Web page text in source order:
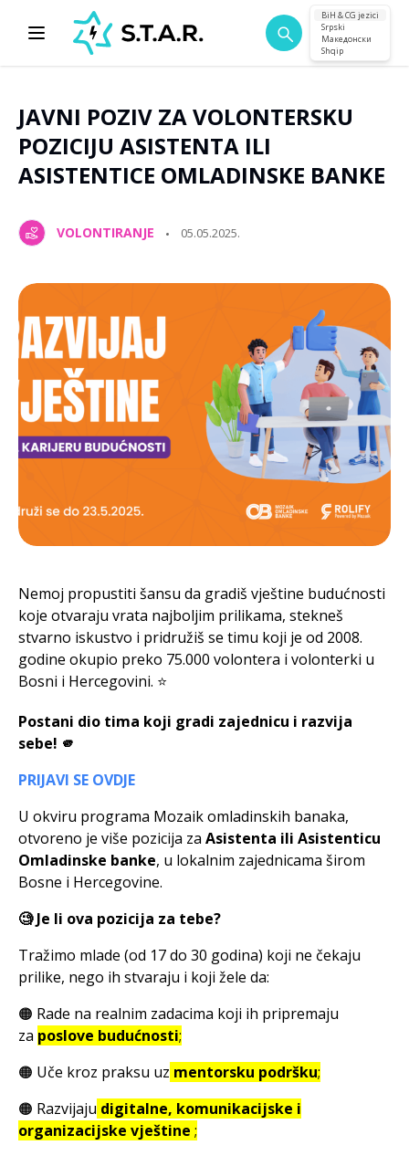
BiH & CG jezici
Srpski
Македонски
Shqip
JAVNI POZIV ZA VOLONTERSKU
POZICIJU ASISTENTA ILI
ASISTENTICE OMLADINSKE BANKE
VOLONTIRANJE 05.05.2025.
Nemoj propustiti šansu da gradiš vještine budućnosti
koje otvaraju vrata najboljim prilikama, stekneš
stvarno iskustvo i pridružiš se timu koji je od 2008.
godine okupio preko 75.000 volontera i volonterki u
Bosni i Hercegovini. ⭐
Postani dio tima koji gradi zajednicu i razvija
sebe! 🫵
PRIJAVI SE OVDJE
U okviru programa Mozaik omladinskih banaka,
otvoreno je više pozicija za Asistenta ili Asistenticu
Omladinske banke, u lokalnim zajednicama širom
Bosne i Hercegovine.
🧐 Je li ova pozicija za tebe?
Tražimo mlade (od 17 do 30 godina) koji ne čekaju
prilike, nego ih stvaraju i koji žele da:
🟠 Rade na realnim zadacima koji ih pripremaju
za poslove budućnosti;
🟠 Uče kroz praksu uz mentorsku podršku;
🟠 Razvijaju digitalne, komunikacijske i
organizacijske vještine ;